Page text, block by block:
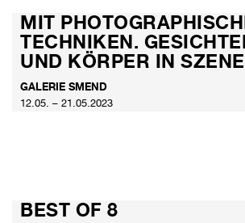
MIT
TECHNIKEN.
UND KÖRPER IN
GALERIE SMEND
12.05. – 21.05.2023
BEST OF 8